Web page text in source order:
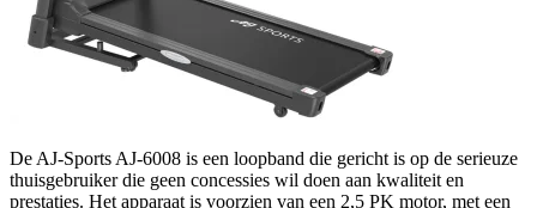
De AJ-Sports AJ-6008 is een loopband die gericht is op de serieuze
thuisgebruiker die geen concessies wil doen aan kwaliteit en
prestaties. Het apparaat is voorzien van een 2,5 PK motor, met een